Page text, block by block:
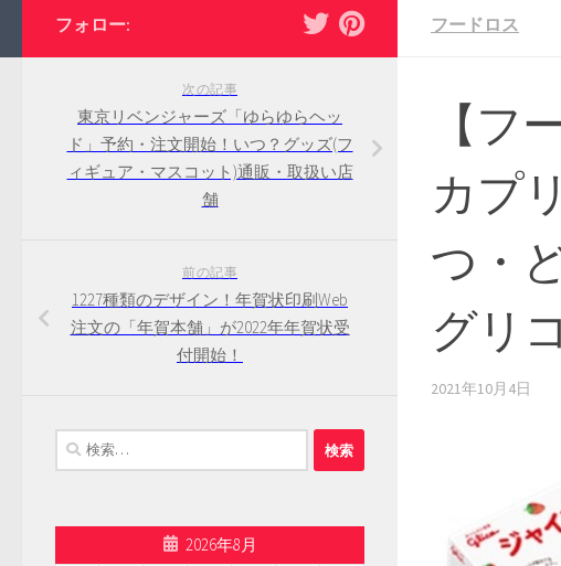
フードロス
【フ
カプ
つ・
グリコ
2021年10月4日
フォロー:
次の記事
東京リベンジャーズ「ゆらゆらヘッ
ド」予約・注文開始！いつ？グッズ(フ
ィギュア・マスコット)通販・取扱い店
舗
前の記事
1227種類のデザイン！年賀状印刷Web
注文の「年賀本舗」が2022年年賀状受
付開始！
検
索:
2026年8月